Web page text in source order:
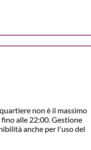
non è il massimo
alle 22:00. Gestione
anche per l'uso del